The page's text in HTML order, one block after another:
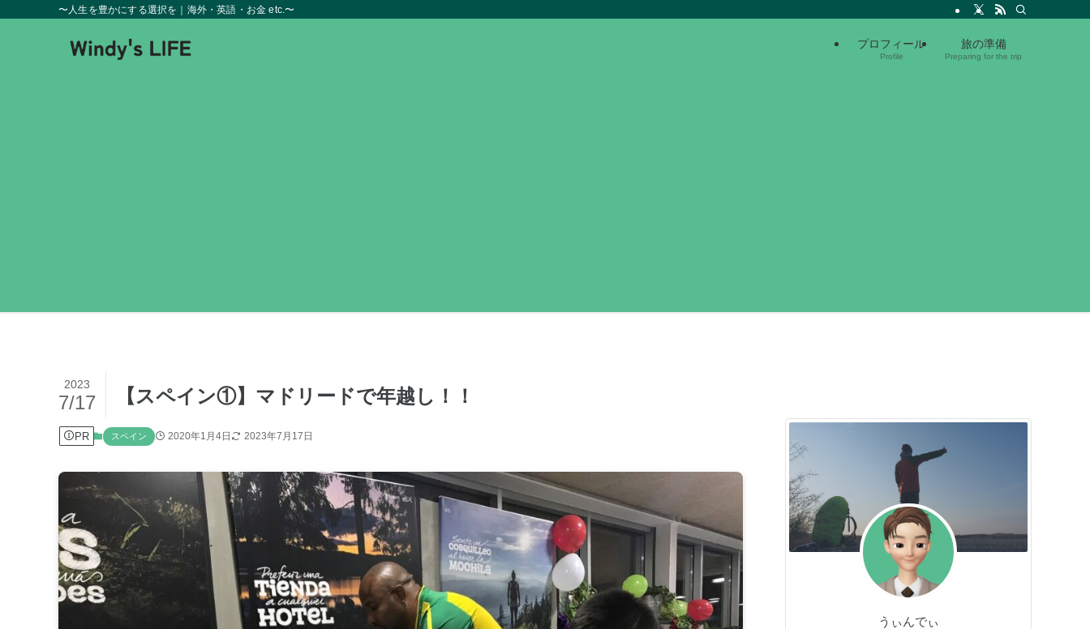
〜人生を豊かにする選択を｜海外・英語・お金 etc.〜
プロフィール
Profile
旅の準備
Preparing for the trip
【スペイン①】マドリードで年越し！！
2023
7/17
PR スペイン 2020年1月4日 2023年7月17日
うぃんでぃ